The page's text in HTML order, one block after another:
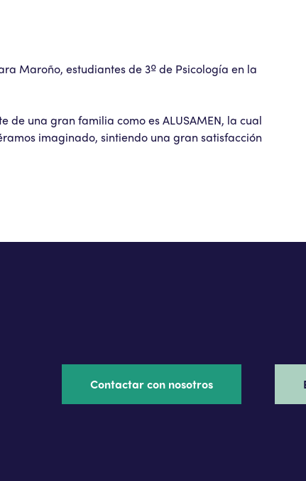
Maroño, estudiantes de 3º de Psicología en la
una gran familia como es ALUSAMEN, la cual
imaginado, sintiendo una gran satisfacción
Contactar con nosotros